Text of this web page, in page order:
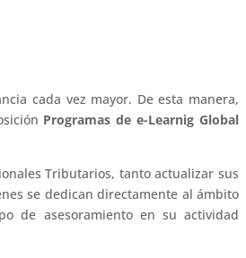
cada vez mayor. De esta manera,
Programas de e-Learnig Global
Tributarios, tanto actualizar sus
se dedican directamente al ámbito
de asesoramiento en su actividad